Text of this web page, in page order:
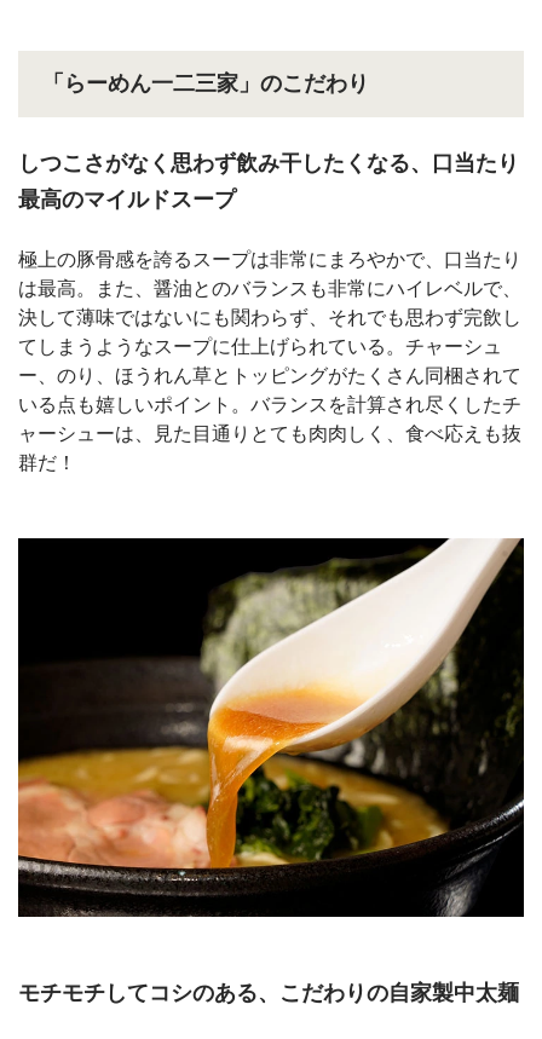
「らーめん一二三家」のこだわり
しつこさがなく思わず飲み干したくなる、口当たり
最高のマイルドスープ
極上の豚骨感を誇るスープは非常にまろやかで、口当たり
は最高。また、醤油とのバランスも非常にハイレベルで、
決して薄味ではないにも関わらず、それでも思わず完飲し
てしまうようなスープに仕上げられている。チャーシュ
ー、のり、ほうれん草とトッピングがたくさん同梱されて
いる点も嬉しいポイント。バランスを計算され尽くしたチ
ャーシューは、見た目通りとても肉肉しく、食べ応えも抜
群だ！
モチモチしてコシのある、こだわりの自家製中太麺